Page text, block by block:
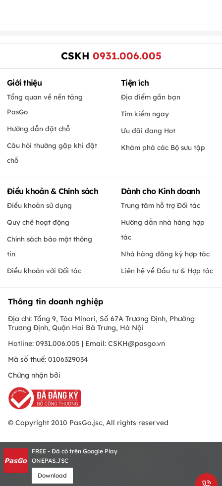
CSKH 0931.006.005
Giới thiệu
Tổng quan về nền tảng
PasGo
Hướng dẫn đặt chỗ
Câu hỏi thường gặp khi đặt
chỗ
Tiện ích
Địa điểm gần bạn
Tìm kiếm ngay
Ưu đãi đang Hot
Khám phá các Bộ sưu tập
Điều khoản & Chính sách
Điều khoản sử dụng
Quy chế hoạt động
Chính sách bảo mật thông
tin
Điều khoản với Đối tác
Dành cho Kinh doanh
Trung tâm hỗ trợ Đối tác
Hướng dẫn nhà hàng hợp
tác
Nhà hàng đăng ký hợp tác
Liên hệ về Đầu tư & Hợp tác
Thông tin doanh nghiệp
Địa chỉ: Tầng 9, Tòa Minori, Số 67A Trương Định, Phường
Trương Định, Quận Hai Bà Trưng, Hà Nội
Hotline: 0931.006.005 | Email: CSKH@pasgo.vn
Mã số thuế: 0106329034
Chứng nhận bởi
© Copyright 2010 PasGo.jsc, All rights reserved
FREE - Đã có trên Google Play
ONEPAS.JSC
Download